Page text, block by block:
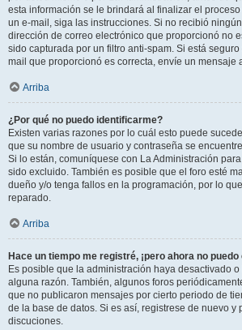
esta información se le brindará al finalizar el
un e-mail, siga las instrucciones. Si no recibió
dirección de correo electrónico que proporcionó no
sido capturada por un filtro anti-spam. Si está
mail que proporcionó es correcta, envíe un mensaje
Arriba
¿Por qué no puedo identificarme?
Existen varias razones por lo cuál esto puede
que su nombre de usuario y contraseña se
Si lo están, comuníquese con La Administración
sido excluido. También es posible que el foro esté
dueño y/o tenga fallos en la programación, por lo
reparado.
Arriba
Hace un tiempo me registré, ¡pero ahora no
Es posible que la administración haya desactivado
alguna razón. También, algunos foros
que no publicaron mensajes por cierto periodo de
de la base de datos. Si es así, registrese de nuevo y
discuciones.